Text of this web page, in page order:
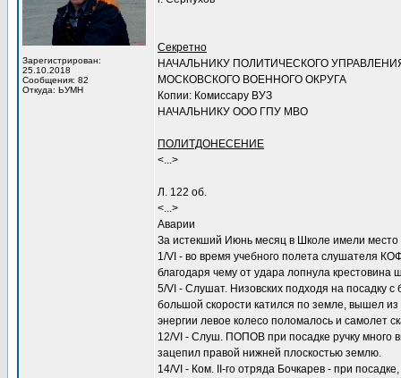
Зарегистрирован:
25.10.2018
Сообщения: 82
Откуда: ЬУМН
Секретно
НАЧАЛЬНИКУ ПОЛИТИЧЕСКОГО
МОСКОВСКОГО ВОЕННОГО ОКРУГА
Копии: Комиссару ВУЗ
НАЧАЛЬНИКУ ООО ГПУ МВО
ПОЛИТДОНЕСЕНИЕ
<...>
Л. 122 об.
<...>
Аварии
За истекший Июнь месяц в Школе имели
1/VI - во время учебного полета слушателя
благодаря чему от удара лопнула крестовина
5/VI - Слушат. Низовских подходя на посадку
большой скорости катился по земле, вышел
энергии левое колесо поломалось и самолет
12/VI - Слуш. ПОПОВ при посадке ручку много
зацепил правой нижней плоскостью землю.
14/VI - Ком. II-го отряда Бочкарев - при